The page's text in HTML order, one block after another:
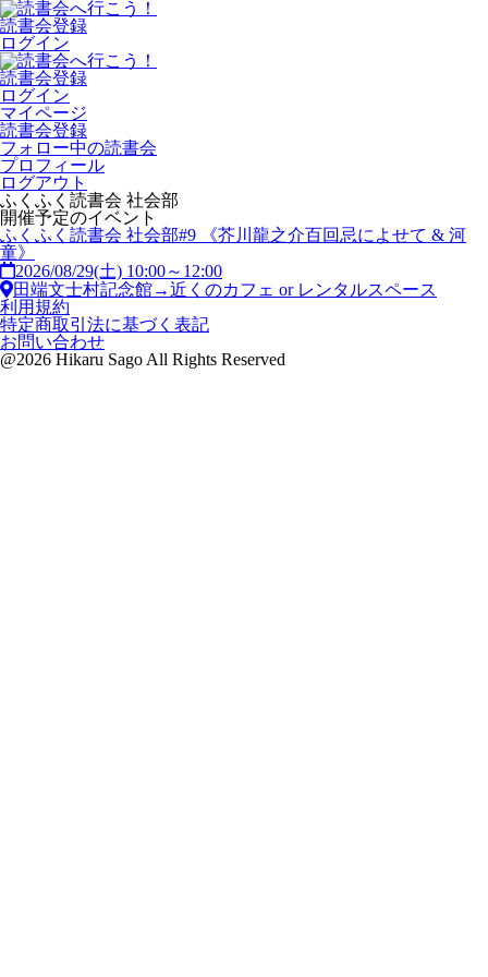
読書会登録
ログイン
読書会登録
ログイン
マイページ
読書会登録
フォロー中の読書会
プロフィール
ログアウト
ふくふく読書会 社会部
開催予定のイベント
ふくふく読書会 社会部#9 《芥川龍之介百回忌によせて & 河
童》
2026/08/29(土) 10:00～12:00
田端文士村記念館→近くのカフェ or レンタルスペース
利用規約
特定商取引法に基づく表記
お問い合わせ
@2026 Hikaru Sago All Rights Reserved